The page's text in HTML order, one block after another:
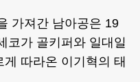
가져간 남아공은 19
코가 골키퍼와 일대일
따라온 이기혁의 태